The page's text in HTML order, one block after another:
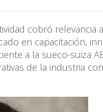
cobró
en capacitación,
a la sueco-suiza
de la industria